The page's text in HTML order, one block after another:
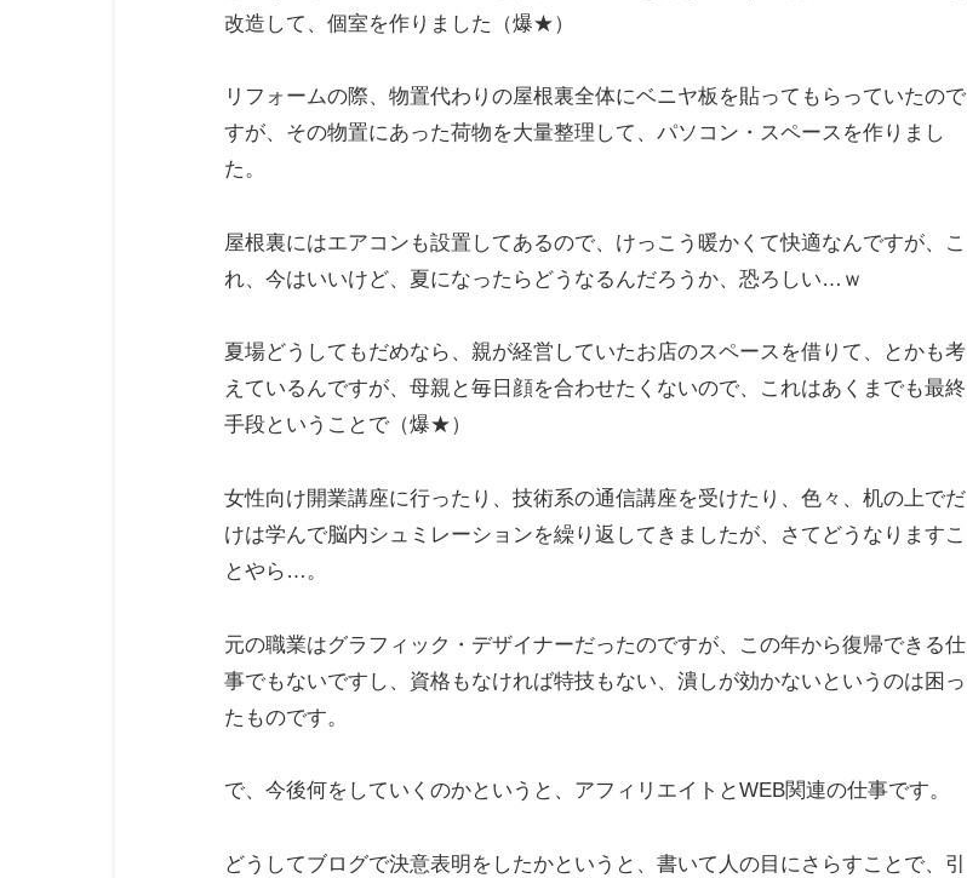
改造して、個室を作りました（爆★）
リフォームの際、物置代わりの屋根裏全体にベニヤ板を貼ってもらっていたので
すが、その物置にあった荷物を大量整理して、パソコン・スペースを作りまし
た。
屋根裏にはエアコンも設置してあるので、けっこう暖かくて快適なんですが、こ
れ、今はいいけど、夏になったらどうなるんだろうか、恐ろしい…ｗ
夏場どうしてもだめなら、親が経営していたお店のスペースを借りて、とかも考
えているんですが、母親と毎日顔を合わせたくないので、これはあくまでも最終
手段ということで（爆★）
女性向け開業講座に行ったり、技術系の通信講座を受けたり、色々、机の上でだ
けは学んで脳内シュミレーションを繰り返してきましたが、さてどうなりますこ
とやら…。
元の職業はグラフィック・デザイナーだったのですが、この年から復帰できる仕
事でもないですし、資格もなければ特技もない、潰しが効かないというのは困っ
たものです。
で、今後何をしていくのかというと、アフィリエイトとWEB関連の仕事です。
どうしてブログで決意表明をしたかというと、書いて人の目にさらすことで、引